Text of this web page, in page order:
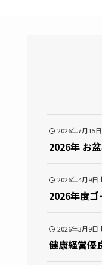
2026年7月15日
2026年 お
2026年4月9日
2026年度
2026年3月9日
健康経営優